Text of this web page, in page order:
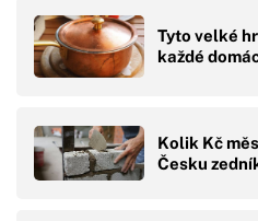
Tyto velké
každé
Kolik Kč
Česku